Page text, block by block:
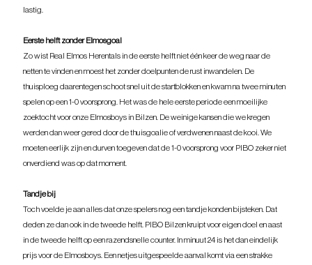
lastig.
Eerste helft zonder Elmosgoal
Zo wist Real Elmos Herentals in de eerste helft niet één keer de weg naar de
netten te vinden en moest het zonder doelpunten de rust inwandelen. De
thuisploeg daarentegen schoot snel uit de startblokken en kwam na twee minuten
spelen op een 1-0 voorsprong. Het was de hele eerste periode een moeilijke
zoektocht voor onze Elmosboys in Bilzen. De weinige kansen die we kregen
werden dan weer gered door de thuisgoalie of verdwenen naast de kooi. We
moeten eerlijk zijn en durven toegeven dat de 1-0 voorsprong voor PIBO zeker niet
onverdiend was op dat moment.
Tandje bij
Toch voelde je aan alles dat onze spelers nog een tandje konden bijsteken. Dat
deden ze dan ook in de tweede helft. PIBO Bilzen kruipt voor eigen doel en aast
in de tweede helft op een razendsnelle counter. In minuut 24 is het dan eindelijk
prijs voor de Elmosboys. Een netjes uitgespeelde aanval komt via een strakke